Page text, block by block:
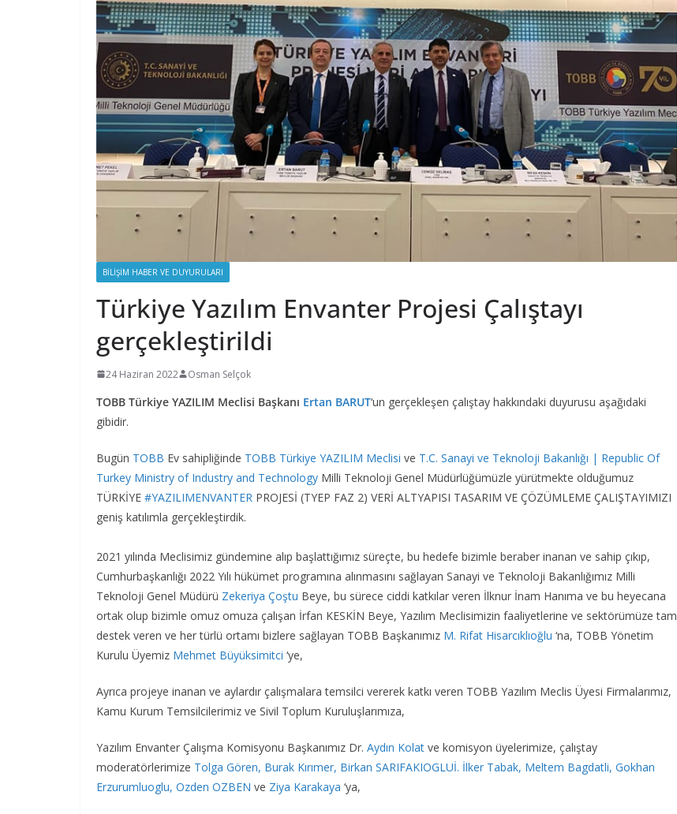
BILIŞIM HABER VE DUYURULARI
Türkiye Yazılım Envanter Projesi Çalıştayı
gerçekleştirildi
24 Haziran 2022 Osman Selçok
TOBB Türkiye YAZILIM Meclisi Başkanı Ertan BARUT‘un gerçekleşen çalıştay hakkındaki duyurusu aşağıdaki
gibidir.
Bugün TOBB Ev sahipliğinde TOBB Türkiye YAZILIM Meclisi ve T.C. Sanayi ve Teknoloji Bakanlığı | Republic Of
Turkey Ministry of Industry and Technology Milli Teknoloji Genel Müdürlüğümüzle yürütmekte olduğumuz
TÜRKİYE #YAZILIMENVANTER PROJESİ (TYEP FAZ 2) VERİ ALTYAPISI TASARIM VE ÇÖZÜMLEME ÇALIŞTAYIMIZI
geniş katılımla gerçekleştirdik.
2021 yılında Meclisimiz gündemine alıp başlattığımız süreçte, bu hedefe bizimle beraber inanan ve sahip çıkıp,
Cumhurbaşkanlığı 2022 Yılı hükümet programına alınmasını sağlayan Sanayi ve Teknoloji Bakanlığımız Milli
Teknoloji Genel Müdürü Zekeriya Çoştu Beye, bu sürece ciddi katkılar veren İlknur İnam Hanıma ve bu heyecana
ortak olup bizimle omuz omuza çalışan İrfan KESKİN Beye, Yazılım Meclisimizin faaliyetlerine ve sektörümüze tam
destek veren ve her türlü ortamı bizlere sağlayan TOBB Başkanımız M. Rifat Hisarcıklıoğlu ‘na, TOBB Yönetim
Kurulu Üyemiz Mehmet Büyüksimitci ‘ye,
Ayrıca projeye inanan ve aylardır çalışmalara temsilci vererek katkı veren TOBB Yazılım Meclis Üyesi Firmalarımız,
Kamu Kurum Temsilcilerimiz ve Sivil Toplum Kuruluşlarımıza,
Yazılım Envanter Çalışma Komisyonu Başkanımız Dr. Aydın Kolat ve komisyon üyelerimize, çalıştay
moderatörlerimize Tolga Gören, Burak Kırımer, Birkan SARIFAKIOGLUİ. İlker Tabak, Meltem Bagdatli, Gokhan
Erzurumluoglu, Ozden OZBEN ve Ziya Karakaya ‘ya,